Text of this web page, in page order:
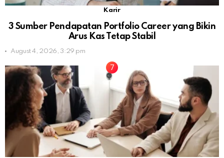
Karir
3 Sumber Pendapatan Portfolio Career yang Bikin
Arus Kas Tetap Stabil
August 4, 2026, 3:29 pm